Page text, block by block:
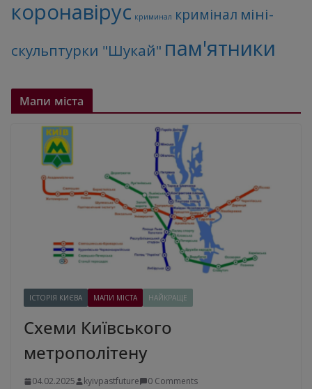
коронавірус криминал кримінал міні-
скульптурки "Шукай" пам'ятники
Мапи міста
ІСТОРІЯ КИЄВА МАПИ МІСТА НАЙКРАЩЕ
Схеми Київського
метрополітену
04.02.2025 kyivpastfuture 0 Comments